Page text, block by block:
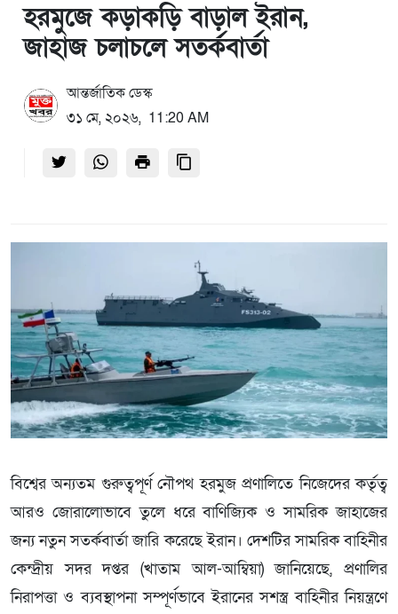
হরমুজে কড়াকড়ি বাড়াল ইরান,
জাহাজ চলাচলে সতর্কবার্তা
আন্তর্জাতিক ডেস্ক
৩১ মে, ২০২৬, 11:20 AM
বিশ্বের অন্যতম গুরুত্বপূর্ণ নৌপথ হরমুজ প্রণালিতে নিজেদের কর্তৃত্ব
আরও জোরালোভাবে তুলে ধরে বাণিজ্যিক ও সামরিক জাহাজের
জন্য নতুন সতর্কবার্তা জারি করেছে ইরান। দেশটির সামরিক বাহিনীর
কেন্দ্রীয় সদর দপ্তর (খাতাম আল-আম্বিয়া) জানিয়েছে, প্রণালির
নিরাপত্তা ও ব্যবস্থাপনা সম্পূর্ণভাবে ইরানের সশস্ত্র বাহিনীর নিয়ন্ত্রণে